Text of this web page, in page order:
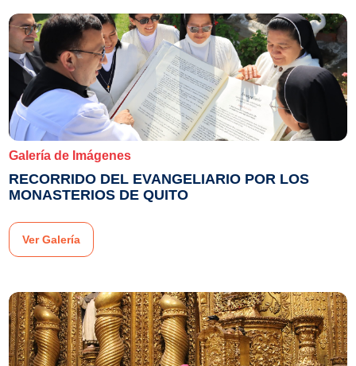
Galería de Imágenes
RECORRIDO DEL EVANGELIARIO POR LOS
MONASTERIOS DE QUITO
Ver Galería